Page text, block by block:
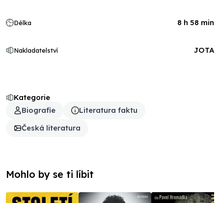
Kategorie
Biografie
Literatura faktu
Česká literatura
Délka 8 h 58 min
Nakladatelství JOTA
Mohlo by se ti líbit